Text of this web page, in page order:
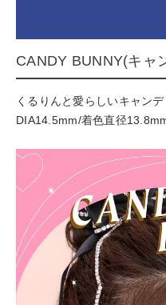
CANDY BUNNY(キャ
くるりんと愛らしいキャンデ
DIA14.5mm/着色直径